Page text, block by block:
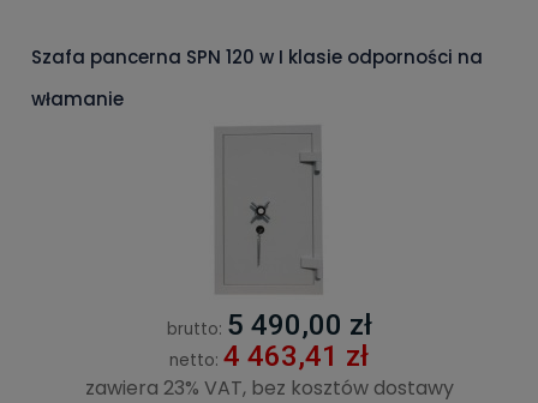
Szafa pancerna SPN 120 w I klasie odporności na
włamanie
brutto: 5 490,00 zł
netto: 4 463,41 zł
zawiera 23% VAT, bez kosztów dostawy